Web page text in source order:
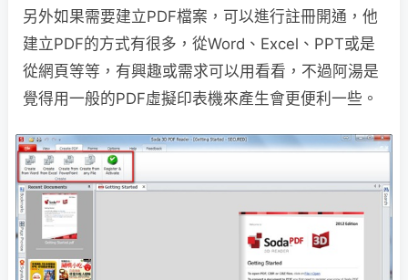
另外如果需要建立PDF檔案，可以進行註冊開通，他
建立PDF的方式有很多，從Word、Excel、PPT或是
從網頁等等，有興趣或需求可以用看看，不過阿湯是
覺得用一般的PDF虛擬印表機來產生會更便利一些。